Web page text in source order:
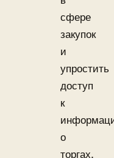
сфере
закупок
и
упростить
доступ
к
о
торгах.